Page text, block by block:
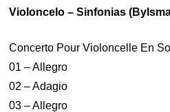
Violoncelo – Sinfonias
Concerto Pour Violoncelle En
01 – Allegro
02 – Adagio
03 – Allegro